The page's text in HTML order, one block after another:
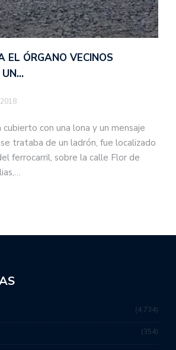
EL ÓRGANO VECINOS
UN…
cubierto con una lona y un mensaje
trataba de un ladrón, fue localizado
ferrocarril, sobre la calle Flor de
4,734
354